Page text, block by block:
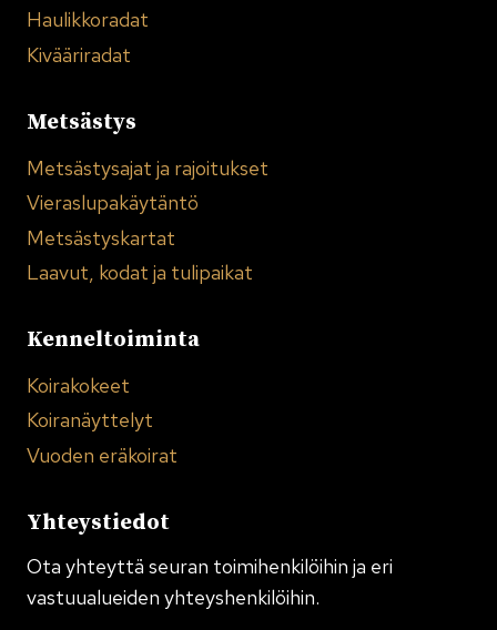
Haulikkoradat
Kivääriradat
Metsästys
Metsästysajat ja rajoitukset
Vieraslupakäytäntö
Metsästyskartat
Laavut, kodat ja tulipaikat
Kenneltoiminta
Koirakokeet
Koiranäyttelyt
Vuoden eräkoirat
Yhteystiedot
Ota yhteyttä seuran toimi­henkilöihin ja eri
vastuualueiden yhteyshenkilöihin.